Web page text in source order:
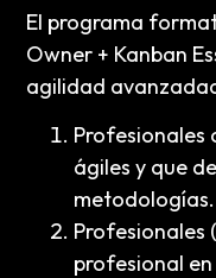
El programa
Owner + Kanban
agilidad
Profesionales
ágiles y que
metodologías.
Profesionales
profesional